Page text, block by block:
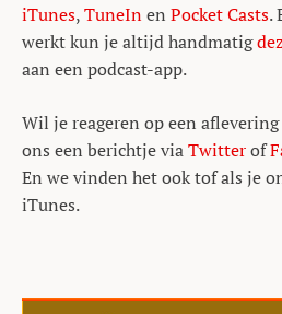
iTunes,TuneInen Pocket Casts.
werkt kun je altijd handmatig
aan een podcast-app.
Wil je reageren op een
ons een berichtje viaTwitterof
En we vinden het ook tof als je
iTunes.